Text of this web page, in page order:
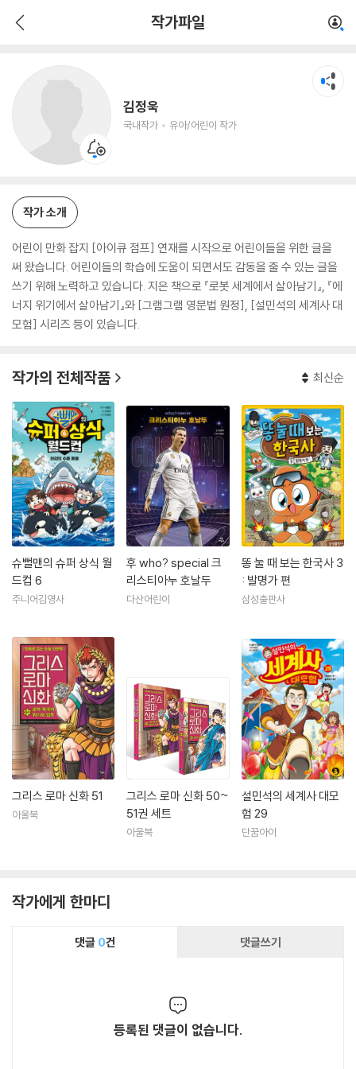
작가파일
김정욱
국내작가 유아/어린이 작가
유아/어린이 작가
작가 소개
어린이 만화 잡지 [아이큐 점프] 연재를 시작으로 어린이들을 위한 글을
써 왔습니다. 어린이들의 학습에 도움이 되면서도 감동을 줄 수 있는 글을
쓰기 위해 노력하고 있습니다. 지은 책으로 『로봇 세계에서 살아남기』, 『에
너지 위기에서 살아남기』와 [그램그램 영문법 원정], [설민석의 세계사 대
모험] 시리즈 등이 있습니다.
작가의 전체작품 최신순
슈뻘맨의 슈퍼 상식 월
드컵 6
주니어김영사
후 who? special 크
리스티아누 호날두
다산어린이
똥 눌 때 보는 한국사 3
: 발명가 편
삼성출판사
그리스 로마 신화 51
아울북
그리스 로마 신화 50~
51권 세트
아울북
설민석의 세계사 대모
험 29
단꿈아이
작가에게 한마디
댓글 0건 댓글쓰기
등록된 댓글이 없습니다.